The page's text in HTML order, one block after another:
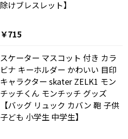
除けブレスレット】
￥715
スケーター マスコット 付き カラ
ビナ キーホルダー かわいい 目印
キャラクター skater ZELK1 モン
チッチくん モンチッチ グッズ
【バッグ リュック カバン 鞄 子供
子ども 小学生 中学生】